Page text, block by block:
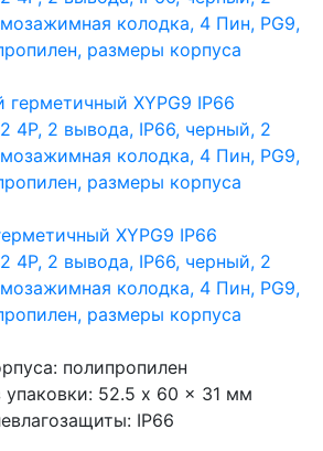
XYPG9 IP66
4P, 2 вывода, IP66, черный, 2
колодка, 4 Пин, PG9,
размеры корпуса
полипропилен
упаковки: 52.5 x 60 x 31 мм
IP66